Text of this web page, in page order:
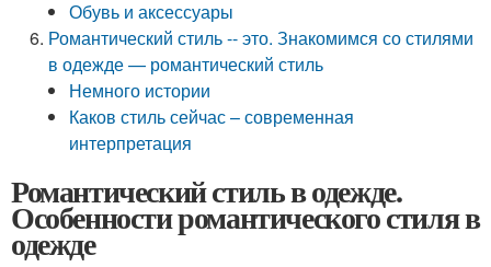
Обувь и аксессуары
Романтический стиль -- это. Знакомимся со стилями
в одежде — романтический стиль
Немного истории
Каков стиль сейчас – современная
интерпретация
Романтический стиль в одежде.
Особенности романтического стиля в
одежде